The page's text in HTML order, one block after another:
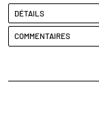
DÉTAILS
COMMENTAIRES